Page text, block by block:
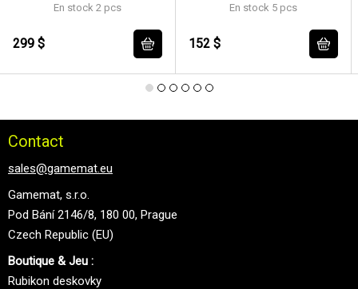
En stock 2 pcs
299 $
En stock 5 pcs
152 $
Contact
sales@gamemat.eu
Gamemat, s.r.o.
Pod Bání 2146/8, 180 00, Prague
Czech Republic (EU)
Boutique & Jeu :
Rubikon deskovky